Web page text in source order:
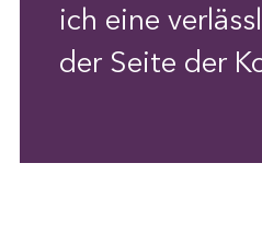
ich eine
der Seite der